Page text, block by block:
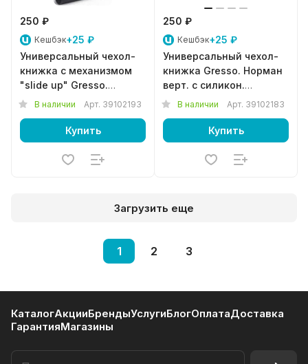
250 ₽
Кешбэк+25 ₽
Универсальный чехол-
книжка с механизмом
"slide up" Gresso.
Гарвард верт. (размер
В наличии Арт. 39102193
Купить
250 ₽
Кешбэк+25 ₽
Универсальный чехол-
книжка Gresso. Норман
верт. с силикон.
шеллом. (размер 4,2-
В наличии Арт. 39102183
Купить
Загрузить еще
1 2 3
КаталогАкцииБрендыУслугиБлогОплатаДоставка
ГарантияМагазины